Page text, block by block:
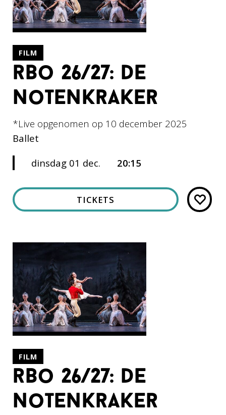
rbo 26/27: de
notenkraker
*Live opgenomen op 10 december 2025
Ballet
FILM
dinsdag 01 dec. 20:15
TICKETS
rbo 26/27: de
notenkraker
FILM